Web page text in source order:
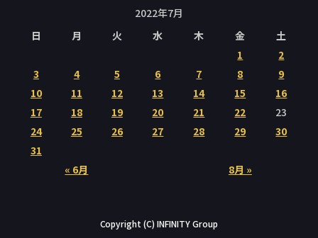
2022年7月
日
月 火 水 木 金 土
« 6月 8月 »
1
2
3
4 5 6 7 8
9
10
11 12 13 14 15
16
17
18 19 20 21 22
23
24
25 26 27 28 29
30
31
Copyright (C) INFINITY Group